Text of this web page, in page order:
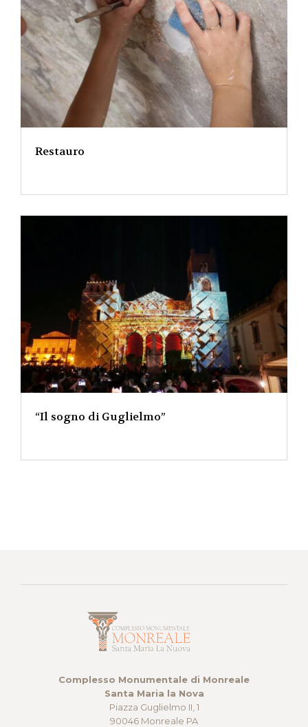
Restauro
“Il sogno di Guglielmo”
Complesso Monumentale di Monreale
Santa Maria la Nova
Piazza Guglielmo II, 1
90046 Monreale PA